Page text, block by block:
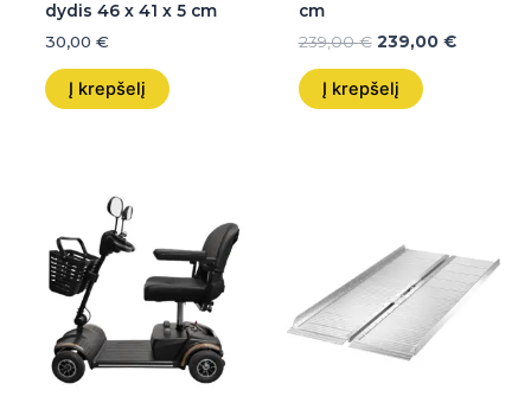
dydis 46 x 41 x 5 cm
30,00 €
Į krepšelį
cm
239,00€ 239,00 €
Į krepšelį